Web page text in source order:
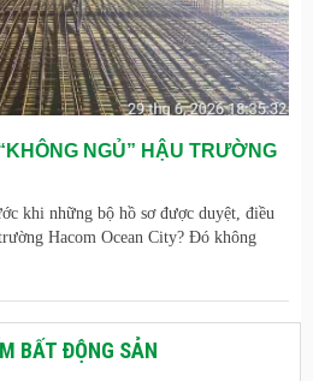
NGỦ” HẬU TRƯỜNG
khi những bộ hồ sơ được duyệt, điều
Hacom Ocean City? Đó không
BẤT ĐỘNG SẢN